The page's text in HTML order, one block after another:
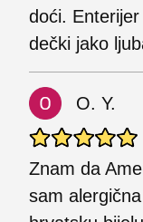
doći.
dečki jako
O. Y.
Znam da
sam